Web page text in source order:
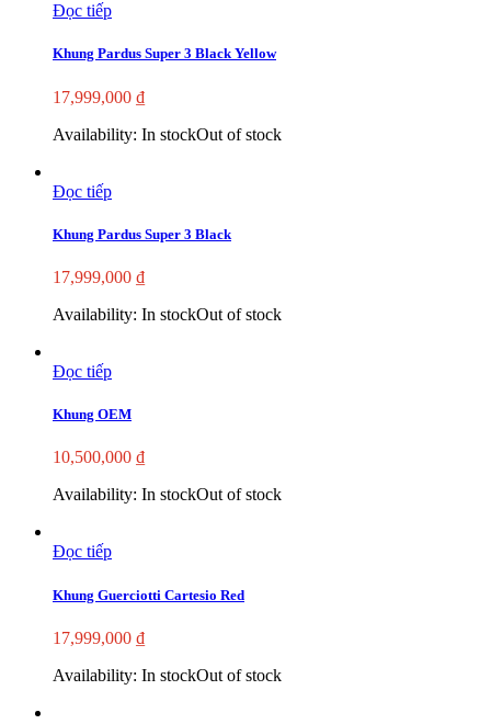
Đọc tiếp
Khung Pardus Super 3 Black Yellow
17,999,000 ₫
Availability: In stockOut of stock
Đọc tiếp
Khung Pardus Super 3 Black
17,999,000 ₫
Availability: In stockOut of stock
Đọc tiếp
Khung OEM
10,500,000 ₫
Availability: In stockOut of stock
Đọc tiếp
Khung Guerciotti Cartesio Red
17,999,000 ₫
Availability: In stockOut of stock